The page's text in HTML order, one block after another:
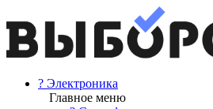
? Электроника
Главное меню